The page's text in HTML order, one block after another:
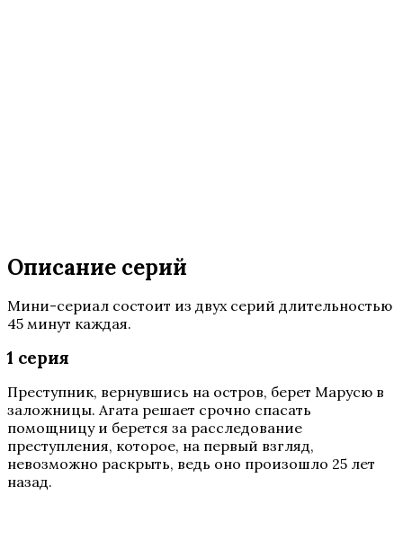
Описание серий
Мини-сериал состоит из двух серий длительностью
45 минут каждая.
1 серия
Преступник, вернувшись на остров, берет Марусю в
заложницы. Агата решает срочно спасать
помощницу и берется за расследование
преступления, которое, на первый взгляд,
невозможно раскрыть, ведь оно произошло 25 лет
назад.